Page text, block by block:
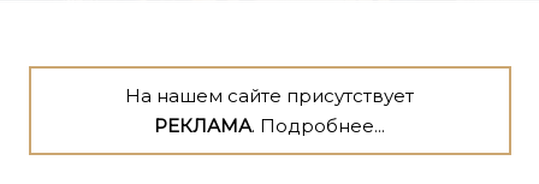
На нашем сайте присутствует
РЕКЛАМА. Подробнее...